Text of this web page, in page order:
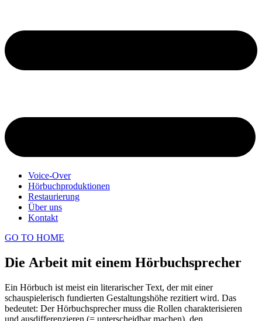
Voice-Over
Hörbuchproduktionen
Restaurierung
Über uns
Kontakt
GO TO HOME
Die Arbeit mit einem Hörbuchsprecher
Ein Hörbuch ist meist ein literarischer Text, der mit einer
schauspielerisch fundierten Gestaltungshöhe rezitiert wird. Das
bedeutet: Der Hörbuchsprecher muss die Rollen charakterisieren
und ausdifferenzieren (= unterscheidbar machen), den